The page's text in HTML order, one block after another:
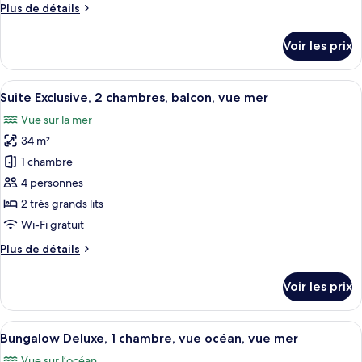
Chambre
vue
mer
Plus de détails
Plus
le
type
de
Chambre
Double
Supérieure,
vue
mer
Voir les prix
Afficher
toutes
les
photos
pour
ce
type
de
chambre :
Suite
chambres,
balcon,
vue
Une chambre spacieuse avec un
4
Suite Exclusive, 2 chambres, balcon, vue mer
Vue sur la mer
34 m²
1 chambre
4 personnes
2 très grands lits
Wi-Fi gratuit
Plus de détails
Plus
le
type
de
chambre
Voir les prix
Afficher
toutes
Un intérieur traditionnel avec un
4
Bungalow Deluxe, 1 chambre, vue océan, vue mer